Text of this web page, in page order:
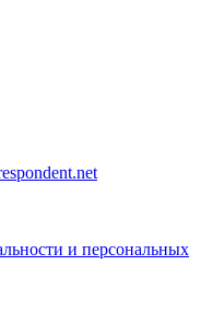
и персональных